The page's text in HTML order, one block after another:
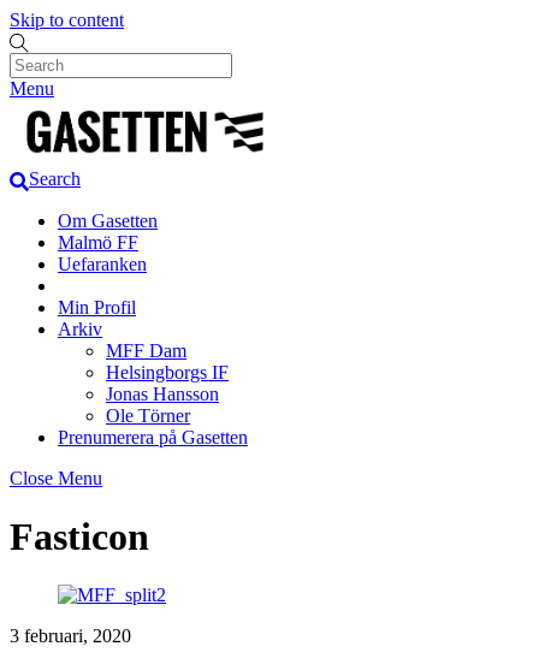
Skip to content
Menu
Search
Om Gasetten
Malmö FF
Uefaranken
Min Profil
Arkiv
MFF Dam
Helsingborgs IF
Jonas Hansson
Ole Törner
Prenumerera på Gasetten
Close Menu
Fasticon
3 februari, 2020